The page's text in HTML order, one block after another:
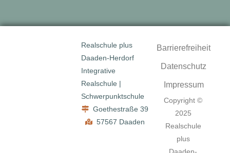
Realschule plus
Daaden-Herdorf
Integrative
Realschule |
Schwerpunktschule
Goethestraße 39
57567 Daaden
Barrierefreiheit
Datenschutz
Impressum
Copyright ©
2025
Realschule
plus
Daaden-